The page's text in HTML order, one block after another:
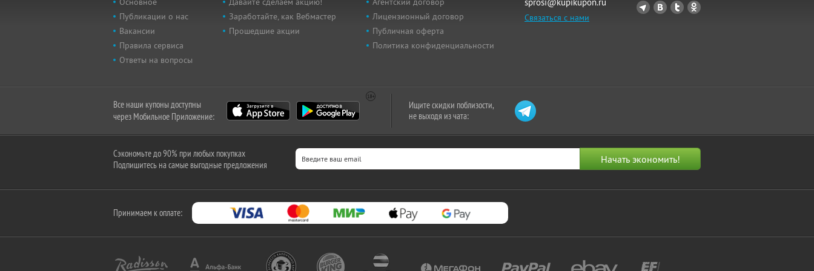
Публикации о нас
Вакансии
Правила сервиса
Ответы на вопросы
Заработайте, как Вебмастер
Прошедшие акции
Лицензионный договор
Публичная оферта
Политика конфиденциальности
Связаться с нами
Все наши купоны доступны
через Мобильное Приложение:
Ищите скидки поблизости,
не выходя из чата:
Сэкономьте до 90% при любых покупках
Подпишитесь на самые выгодные предложения
Принимаем к оплате: